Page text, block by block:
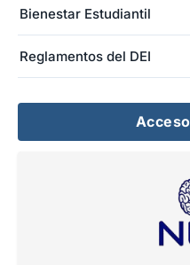
Bienestar Estudiantil
Reglamentos del DEI